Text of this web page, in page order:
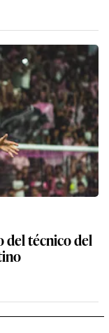
del técnico del